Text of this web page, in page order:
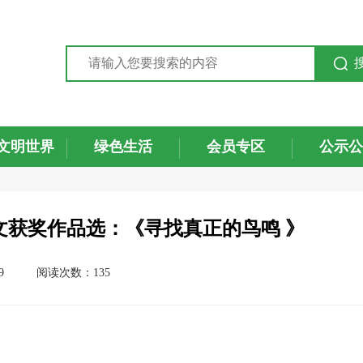
明世界 绿色生活 会员专区 公示
奖作品选：《寻找真正的鸟鸣 》
阅读次数：135